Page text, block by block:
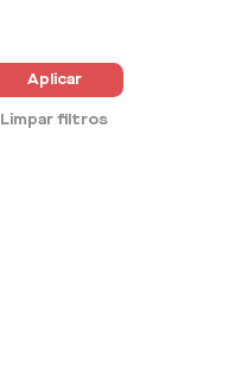
Aplicar
Limpar filtros